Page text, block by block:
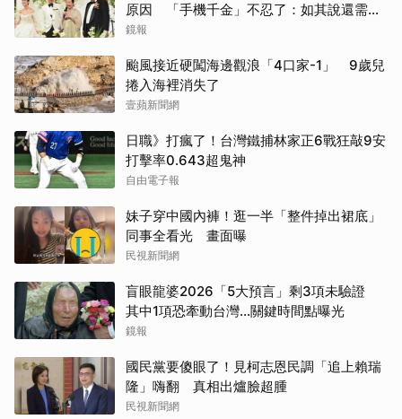
原因 「手機千金」不忍了：如其說還需要
離開嗎？
鏡報
颱風接近硬闖海邊觀浪「4口家-1」 9歲兒
捲入海裡消失了
壹蘋新聞網
日職》打瘋了！台灣鐵捕林家正6戰狂敲9安
打擊率0.643超鬼神
自由電子報
妹子穿中國內褲！逛一半「整件掉出裙底」
同事全看光 畫面曝
民視新聞網
盲眼龍婆2026「5大預言」剩3項未驗證
其中1項恐牽動台灣...關鍵時間點曝光
鏡報
國民黨要傻眼了！見柯志恩民調「追上賴瑞
隆」嗨翻 真相出爐臉超腫
民視新聞網
取消